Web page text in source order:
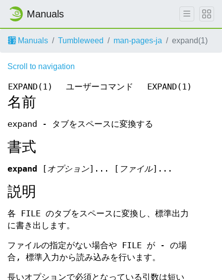
Manuals
Manuals Tumbleweed man-pages-ja expand(1)
Scroll to navigation
EXPAND(1) ユーザーコマンド EXPAND(1)
名前
expand - タブをスペースに変換する
書式
expand [オプション]... [ ファイル]...
説明
各 FILE のタブをスペースに変換し、標準出力
に書き出します。
ファイルの指定がない場合や FILE が - の場
合, 標準入力から読み込みを行います。
長いオプションで必須となっている引数は短い